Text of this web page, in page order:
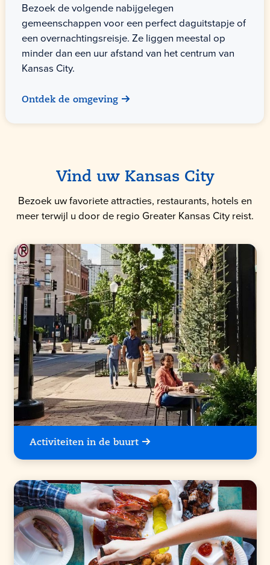
Bezoek de volgende nabijgelegen
gemeenschappen voor een perfect daguitstapje of
een overnachtingsreisje. Ze liggen meestal op
minder dan een uur afstand van het centrum van
Kansas City.
Ontdek de omgeving
Vind uw Kansas City
Bezoek uw favoriete attracties, restaurants, hotels en
meer terwijl u door de regio Greater Kansas City reist.
Activiteiten in de buurt